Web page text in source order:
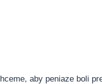
aby peniaze boli